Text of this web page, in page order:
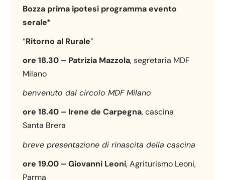
Bozza prima ipotesi programma evento
serale*
“Ritorno al Rurale”
ore 18.30 – Patrizia Mazzola, segretaria MDF
Milano
benvenuto dal circolo MDF Milano
ore 18.40 – Irene de Carpegna, cascina
Santa Brera
breve presentazione di rinascita della cascina
ore 19.00 – Giovanni Leoni, Agriturismo Leoni,
Parma